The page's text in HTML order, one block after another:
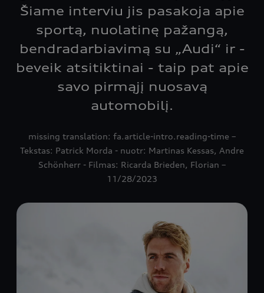
Šiame interviu jis pasakoja apie
sportą, nuolatinę pažangą,
bendradarbiavimą su „Audi“ ir -
beveik atsitiktinai - taip pat apie
savo pirmąjį nuosavą
automobilį.
missing translation: fa.article-intro.reading-time –
Tekstas: Patrick Morda - nuotr: Martinas Kessas, Andre
Schönherr - Filmas: Ricarda Brieden, Florian –
11/28/2023